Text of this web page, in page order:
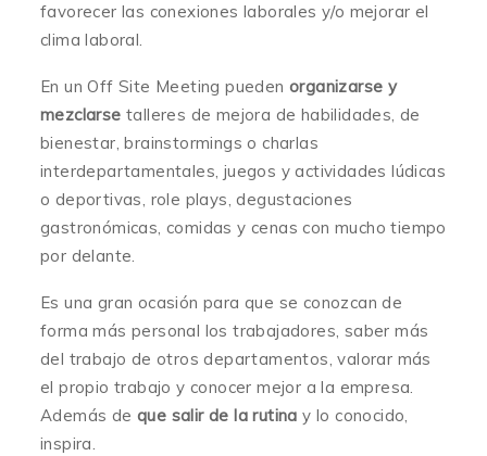
favorecer las conexiones laborales y/o mejorar el
clima laboral.
En un Off Site Meeting pueden organizarse y
mezclarse talleres de mejora de habilidades, de
bienestar, brainstormings o charlas
interdepartamentales, juegos y actividades lúdicas
o deportivas, role plays, degustaciones
gastronómicas, comidas y cenas con mucho tiempo
por delante.
Es una gran ocasión para que se conozcan de
forma más personal los trabajadores, saber más
del trabajo de otros departamentos, valorar más
el propio trabajo y conocer mejor a la empresa.
Además deque salir de la rutina y lo conocido,
inspira.